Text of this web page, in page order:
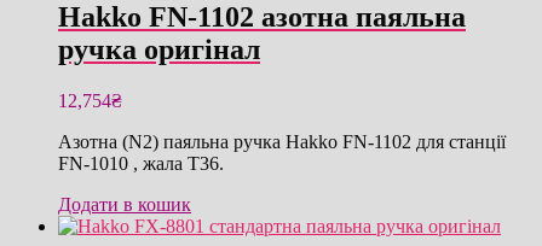
Hakko FN-1102 азотна паяльна
ручка оригінал
12,754₴
Азотна (N2) паяльна ручка Hakko FN-1102 для станції
FN-1010 , жала T36.
Додати в кошик